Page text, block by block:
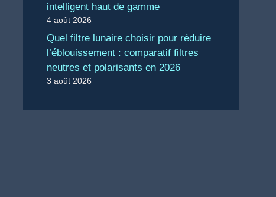
intelligent haut de gamme
4 août 2026
Quel filtre lunaire choisir pour réduire
l’éblouissement : comparatif filtres
neutres et polarisants en 2026
3 août 2026